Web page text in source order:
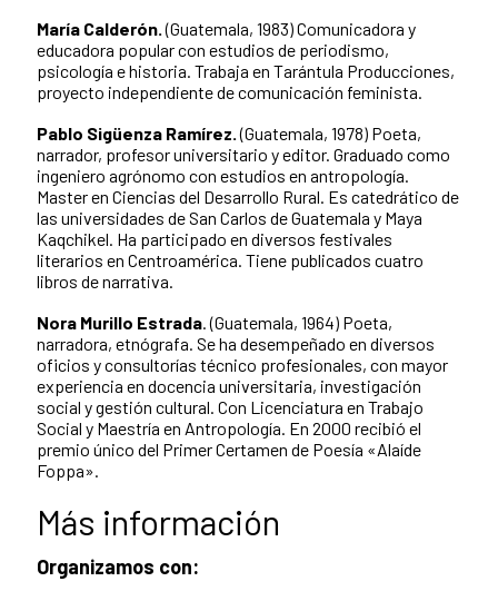
María Calderón. (Guatemala, 1983) Comunicadora y
educadora popular con estudios de periodismo,
psicología e historia. Trabaja en Tarántula Producciones,
proyecto independiente de comunicación feminista.
Pablo Sigüenza Ramírez.(Guatemala, 1978) Poeta,
narrador, profesor universitario y editor. Graduado como
ingeniero agrónomo con estudios en antropología.
Master en Ciencias del Desarrollo Rural. Es catedrático de
las universidades de San Carlos de Guatemala y Maya
Kaqchikel. Ha participado en diversos festivales
literarios en Centroamérica. Tiene publicados cuatro
libros de narrativa.
Nora Murillo Estrada.(Guatemala, 1964) Poeta,
narradora, etnógrafa. Se ha desempeñado en diversos
oficios y consultorías técnico profesionales, con mayor
experiencia en docencia universitaria, investigación
social y gestión cultural. Con Licenciatura en Trabajo
Social y Maestría en Antropología. En 2000 recibió el
premio único del Primer Certamen de Poesía «Alaíde
Foppa».
Más información
Organizamos con: